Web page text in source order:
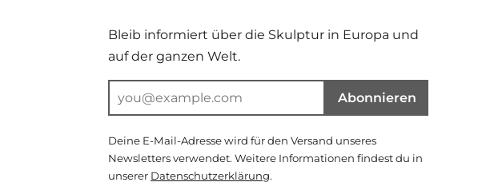
Bleib informiert über die Skulptur in Europa und
auf der ganzen Welt.
Abonnieren
Deine E-Mail-Adresse wird für den Versand unseres
Newsletters verwendet. Weitere Informationen findest du in
unserer Datenschutzerklärung.